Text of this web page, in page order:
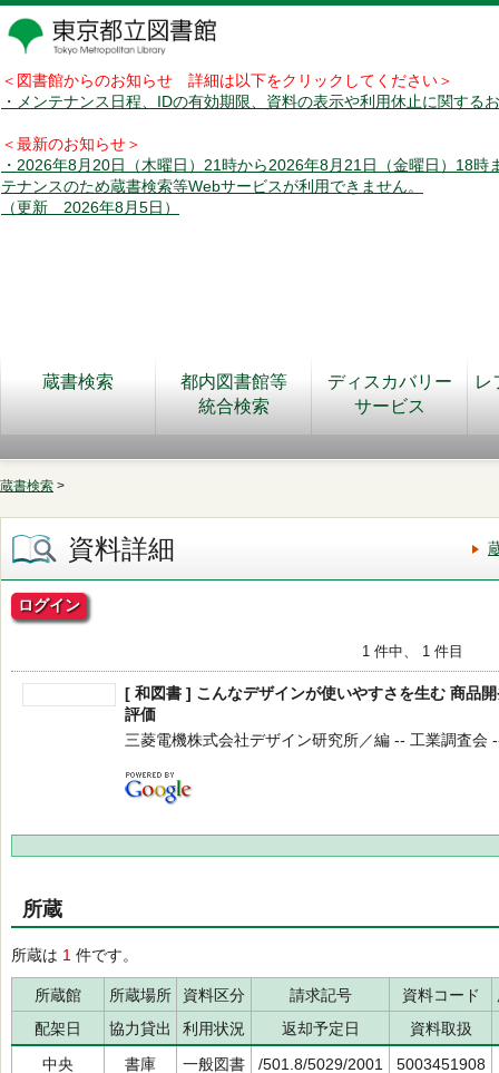
＜図書館からのお知らせ 詳細は以下をクリックしてください＞
・メンテナンス日程、IDの有効期限、資料の表示や利用休止に関する
＜最新のお知らせ＞
・2026年8月20日（木曜日）21時から2026年8月21日（金曜日）18時
テナンスのため蔵書検索等Webサービスが利用できません。
（更新 2026年8月5日）
蔵書検索
都内図書館等
統合検索
ディスカバリー
サービス
レ
蔵書検索 >
資料詳細
ログイン
1 件中、 1 件目
[ 和図書 ] こんなデザインが使いやすさを生む 商品
評価
三菱電機株式会社デザイン研究所／編 -- 工業調査会
所蔵
所蔵は 1 件です。
所蔵館 所蔵場所 資料区分 請求記号 資料コード
配架日
協力貸出 利用状況 返却予定日
資料取扱
中央
書庫 一般図書 /501.8/5029/2001
5003451908